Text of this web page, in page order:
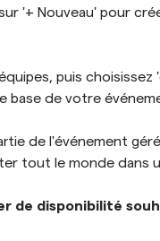
'+ Nouveau' pour
puis choisissez
base de votre
de l'événement
tout le monde dans
de disponibilité